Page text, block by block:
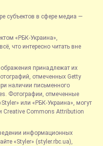
субъектов в сфере медиа —
«РБК-Украина»,
что интересно читать вне
принадлежат их
отмеченных Getty
наличии письменного
Фотографии, отмеченные
или «РБК-Украина», могут
Creative Commons Attribution
информационных
«Styler» (styler.rbc.ua),